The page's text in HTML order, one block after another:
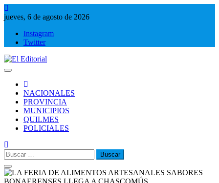
Saltar
al
jueves, 6 de agosto de 2026
Instagram
Twitter
NACIONALES
PROVINCIA
MUNICIPIOS
QUILMES
POLICIALES
Buscar: